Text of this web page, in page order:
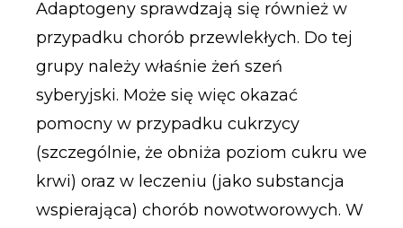
Adaptogeny sprawdzają się również w
przypadku chorób przewlekłych. Do tej
grupy należy właśnie żeń szeń
syberyjski. Może się więc okazać
pomocny w przypadku cukrzycy
(szczególnie, że obniża poziom cukru we
krwi) oraz w leczeniu (jako substancja
wspierająca) chorób nowotworowych. W